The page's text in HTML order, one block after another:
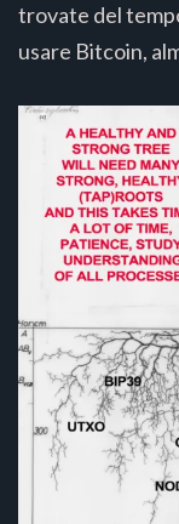
trovate del
usare Bitcoin,